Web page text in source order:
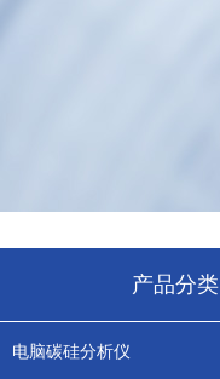
产品分类
电脑碳硅分析仪